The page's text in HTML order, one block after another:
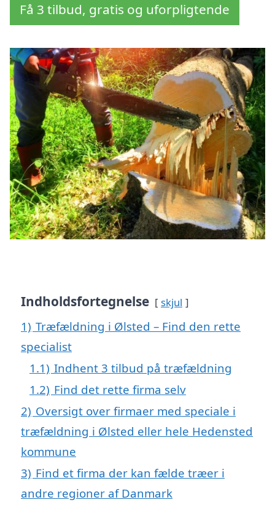
Få 3 tilbud, gratis og uforpligtende
Indholdsfortegnelse skjul
1) Træfældning i Ølsted – Find den rette
specialist
1.1) Indhent 3 tilbud på træfældning
1.2) Find det rette firma selv
2) Oversigt over firmaer med speciale i
træfældning i Ølsted eller hele Hedensted
kommune
3) Find et firma der kan fælde træer i
andre regioner af Danmark